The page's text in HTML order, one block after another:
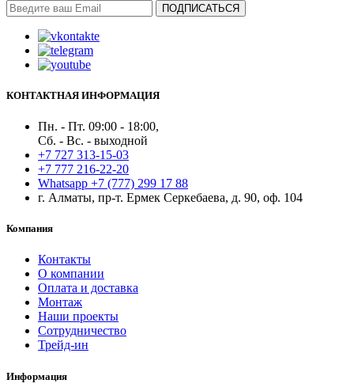
ПОДПИСАТЬСЯ
КОНТАКТНАЯ ИНФОРМАЦИЯ
Пн. - Пт. 09:00 - 18:00,
Сб. - Вс. - выходной
+7 727 313-15-03
+7 777 216-22-20
Whatsapp +7 (777) 299 17 88
г. Алматы, пр-т. Ермек Серкебаева, д. 90, оф. 104
Компания
Контакты
О компании
Оплата и доставка
Монтаж
Наши проекты
Сотрудничество
Трейд-ин
Информация